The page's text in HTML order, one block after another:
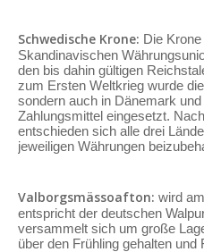
Schwedische Krone: Die
Skandinavischen
den bis dahin gültigen
zum Ersten Weltkrieg wurde
sondern auch in Dänemark
Zahlungsmittel eingesetzt.
entschieden sich alle drei
jeweiligen Währungen
Valborgsmässoafton: wird
entspricht der deutschen
versammelt sich um große
über den Frühling gehalten und